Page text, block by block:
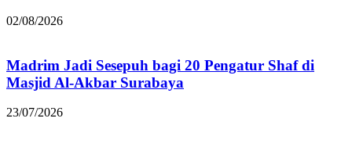
02/08/2026
Madrim Jadi Sesepuh bagi 20 Pengatur Shaf di
Masjid Al-Akbar Surabaya
23/07/2026